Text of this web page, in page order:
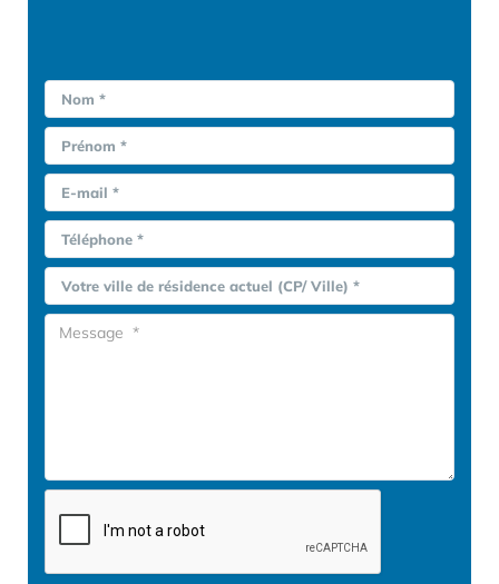
Nom *
Prénom *
E-mail *
Téléphone *
Votre ville de résidence actuel (CP/ Ville) *